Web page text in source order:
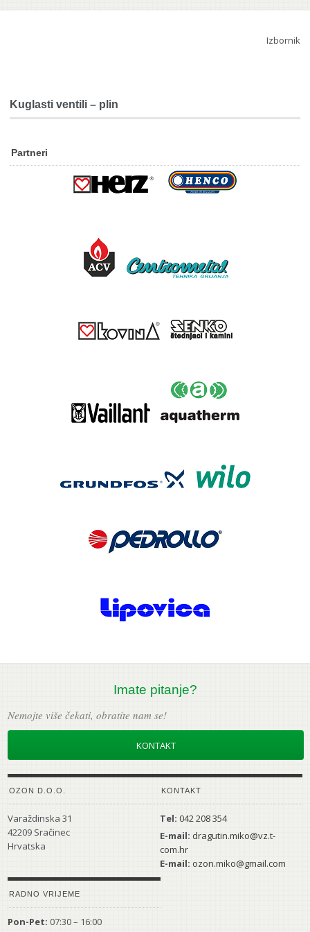
Izbornik
Kuglasti ventili – plin
Partneri
Imate pitanje?
Nemojte više čekati, obratite nam se!
KONTAKT
OZON D.O.O.
Varaždinska 31
42209 Sračinec
Hrvatska
KONTAKT
Tel: 042 208 354
E-mail: dragutin.miko@vz.t-
com.hr
E-mail: ozon.miko@gmail.com
RADNO VRIJEME
Pon-Pet: 07:30 – 16:00